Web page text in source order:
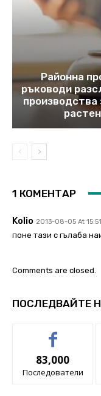
Районна
ръководи
производства
1 КОМЕНТАР
Kolio 2013-08-05 At 15:51
поне тази с гълаба
Comments are closed.
ПОСЛЕДВАЙТЕ
83,000
Последователи